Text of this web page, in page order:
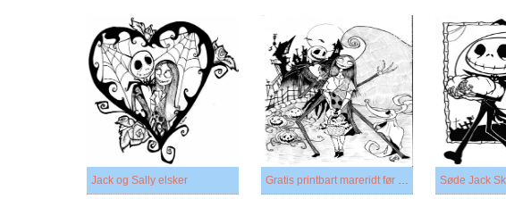
Jack og Sally elsker Gratis printbart mareridt før jul Søde Jack